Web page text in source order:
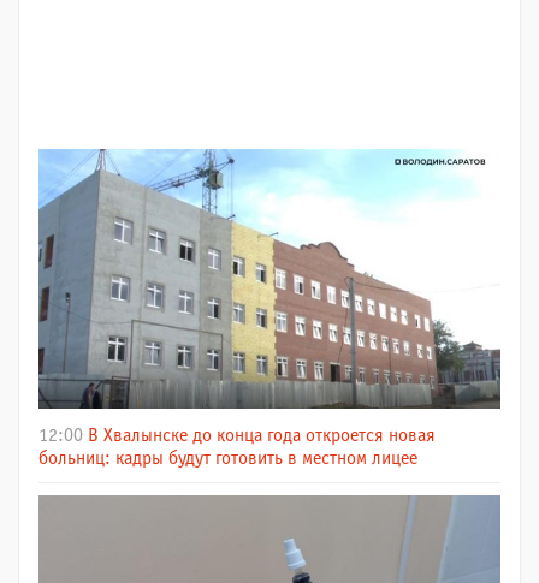
12:00 В Хвалынске до конца года откроется новая
больниц: кадры будут готовить в местном лицее